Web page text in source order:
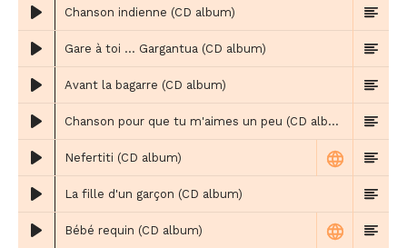
Chanson indienne (CD album)
Gare à toi ... Gargantua (CD album)
Avant la bagarre (CD album)
Chanson pour que tu m'aimes un peu (CD album)
Nefertiti (CD album)
La fille d'un garçon (CD album)
Bébé requin (CD album)